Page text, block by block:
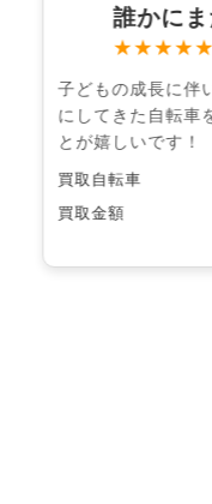
誰かにま
★★★★★
子どもの成長に伴
にしてきた自転車
とが嬉しいです！
買取自転車
買取金額